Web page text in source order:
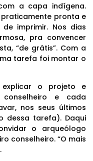
a capa indígena.
pronta e
imprimir. Nos dias
pra convencer
“de grátis”. Com a
tarefa foi montar o
o projeto e
e cada
nos seus últimos
dessa tarefa). Daqui
o arqueólogo
conselheiro. “O mais